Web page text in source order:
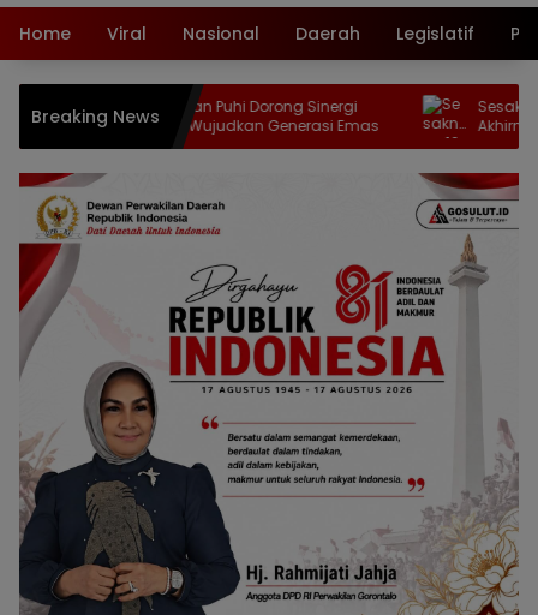
Home Viral Nasional Daerah Legislatif
Breaking News
Maryam Sofyan Puhi Dorong Sinergi
Lintas Sektor Wujudkan Generasi Emas
Sesaknya 16
Akhirnya
Baznas